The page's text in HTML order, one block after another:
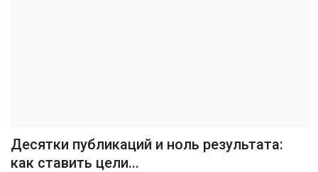
Десятки публикаций и ноль результата:
как ставить цели...